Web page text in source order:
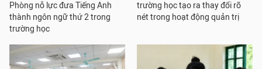
Phòng nỗ lực đưa Tiếng Anh
thành ngôn ngữ thứ 2 trong
trường học
trường học tạo ra thay đổi rõ
nét trong hoạt động quản trị